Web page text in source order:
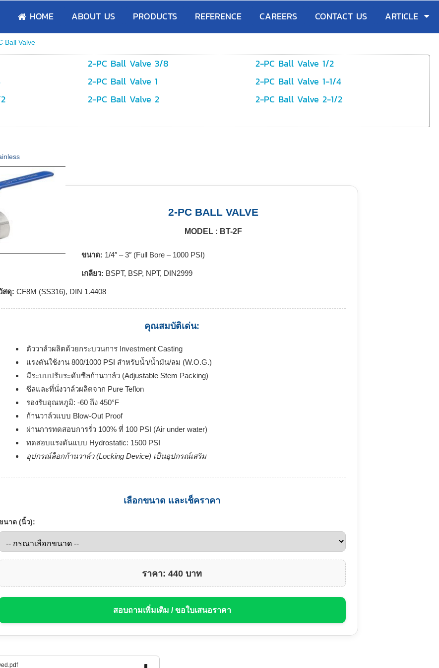
HOME ABOUT US PRODUCTS REFERENCE CAREERS CONTACT US ARTICLE
Ball Valve
2-PC Ball Valve 3/8
2-PC Ball Valve 1/2
2-PC Ball Valve 1
2-PC Ball Valve 1-1/4
2-PC Ball Valve 2
2-PC Ball Valve 2-1/2
2-PC BALL VALVE
MODEL : BT-2F
ขนาด: 1/4″ – 3″ (Full Bore – 1000 PSI)
เกลียว: BSPT, BSP, NPT, DIN2999
สดุ: CF8M (SS316), DIN 1.4408
คุณสมบัติเด่น:
ตัววาล์วผลิตด้วยกระบวนการ Investment Casting
แรงดันใช้งาน 800/1000 PSI สำหรับน้ำ/น้ำมัน/ลม (W.O.G.)
มีระบบปรับระดับซีลก้านวาล์ว (Adjustable Stem Packing)
ซีลและที่นั่งวาล์วผลิตจาก Pure Teflon
รองรับอุณหภูมิ: -60 ถึง 450°F
ก้านวาล์วแบบ Blow-Out Proof
ผ่านการทดสอบการรั่ว 100% ที่ 100 PSI (Air under water)
ทดสอบแรงดันแบบ Hydrostatic: 1500 PSI
อุปกรณ์ล็อกก้านวาล์ว (Locking Device) เป็นอุปกรณ์เสริม
เลือกขนาด และเช็คราคา
นาด (นิ้ว):
ราคา: 440 บาท
สอบถามเพิ่มเติม / ขอใบเสนอราคา